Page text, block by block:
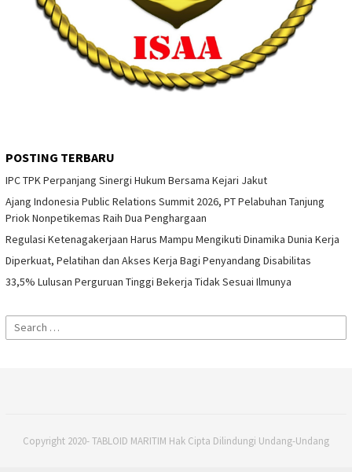
POSTING TERBARU
IPC TPK Perpanjang Sinergi Hukum Bersama Kejari Jakut
Ajang Indonesia Public Relations Summit 2026, PT Pelabuhan Tanjung
Priok Nonpetikemas Raih Dua Penghargaan
Regulasi Ketenagakerjaan Harus Mampu Mengikuti Dinamika Dunia Kerja
Diperkuat, Pelatihan dan Akses Kerja Bagi Penyandang Disabilitas
33,5% Lulusan Perguruan Tinggi Bekerja Tidak Sesuai Ilmunya
Search
for:
Copyright 2020- TABLOID MARITIM Hak Cipta Dilindungi Undang-Undang